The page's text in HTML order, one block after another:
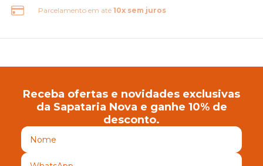
Frete Grátis Brasil
Receba ofertas e novidades exclusivas
da Sapataria Nova e ganhe 10% de
desconto.